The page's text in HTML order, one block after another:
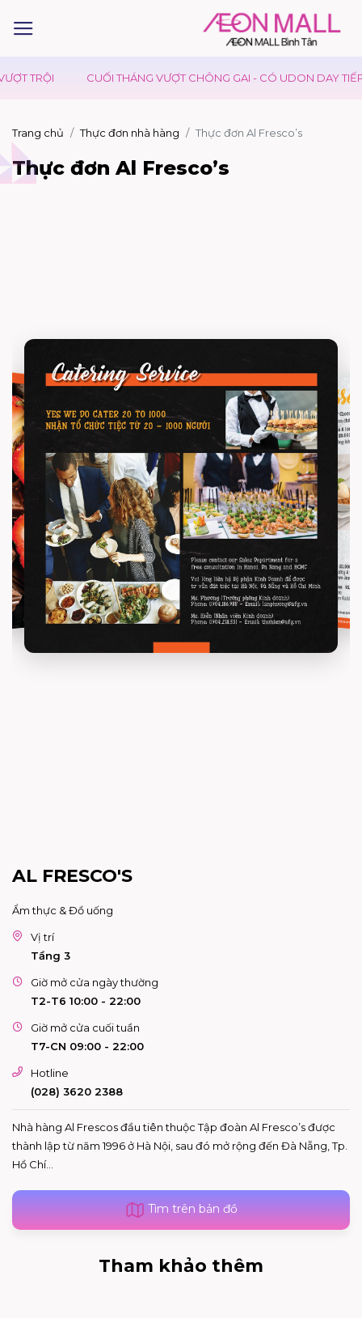
TRỘI CUỐI THÁNG VƯỢT CHÔNG GAI - CÓ UDON DAY TIẾP
Trang chủ Thực đơn nhà hàng Thực đơn Al Fresco’s
Thực đơn Al Fresco’s
AL FRESCO'S
Ẩm thực & Đồ uống
Vị trí
Tầng 3
Giờ mở cửa ngày thường
T2-T6 10:00 - 22:00
Giờ mở cửa cuối tuần
T7-CN 09:00 - 22:00
Hotline
(028) 3620 2388
Nhà hàng Al Frescos đầu tiên thuộc Tập đoàn Al Fresco’s được
thành lập từ năm 1996 ở Hà Nội, sau đó mở rộng đến Đà Nẵng, Tp.
Hồ Chí...
Tìm trên bản đồ
Tham khảo thêm